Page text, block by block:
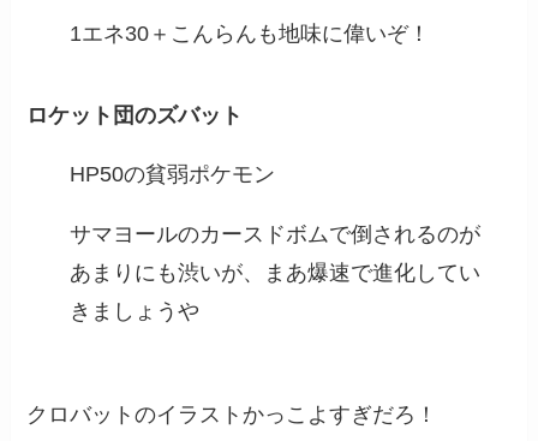
1エネ30＋こんらんも地味に偉いぞ！
ロケット団のズバット
HP50の貧弱ポケモン
サマヨールのカースドボムで倒されるのが
あまりにも渋いが、まあ爆速で進化してい
きましょうや
クロバットのイラストかっこよすぎだろ！